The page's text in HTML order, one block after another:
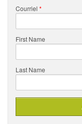
Courriel *
First Name
Last Name